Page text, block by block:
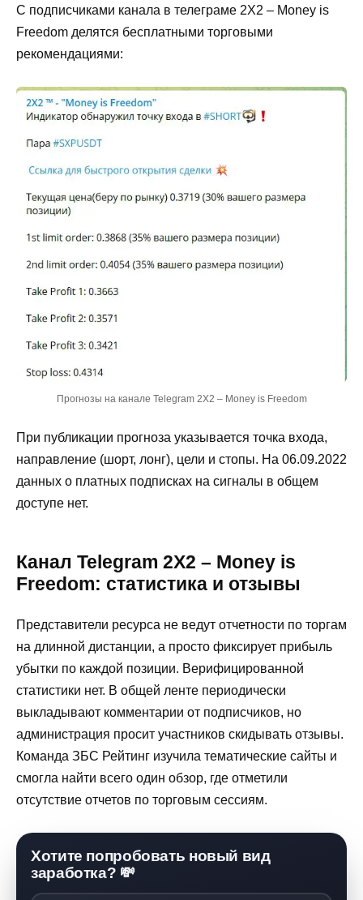
С подписчиками канала в телеграме 2Х2 – Money is
Freedom делятся бесплатными торговыми
рекомендациями:
Прогнозы на канале Telegram 2Х2 – Money is Freedom
При публикации прогноза указывается точка входа,
направление (шорт, лонг), цели и стопы. На 06.09.2022
данных о платных подписках на сигналы в общем
доступе нет.
Канал Telegram 2Х2 – Money is
Freedom: статистика и отзывы
Представители ресурса не ведут отчетности по торгам
на длинной дистанции, а просто фиксирует прибыль
убытки по каждой позиции. Верифицированной
статистики нет. В общей ленте периодически
выкладывают комментарии от подписчиков, но
администрация просит участников скидывать отзывы.
Команда ЗБС Рейтинг изучила тематические сайты и
смогла найти всего один обзор, где отметили
отсутствие отчетов по торговым сессиям.
Хотите попробовать новый вид
заработка? 💸